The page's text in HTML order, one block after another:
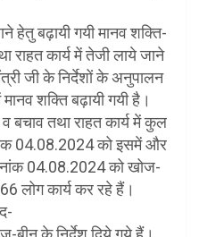
हेतु बढ़ायी गयी मानव शक्ति-
राहत कार्य में तेजी लाये जाने
जी के निर्देशों के अनुपालन
शक्ति बढ़ायी गयी है।
तथा राहत कार्य में कुल
04.08.2024 को इसमें और
04.08.2024 को खोज-
लोग कार्य कर रहे हैं।